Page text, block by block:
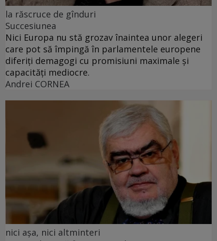
la răscruce de gînduri
Succesiunea
Nici Europa nu stă grozav înaintea unor alegeri
care pot să împingă în parlamentele europene
diferiți demagogi cu promisiuni maximale și
capacități mediocre.
Andrei CORNEA
nici așa, nici altminteri